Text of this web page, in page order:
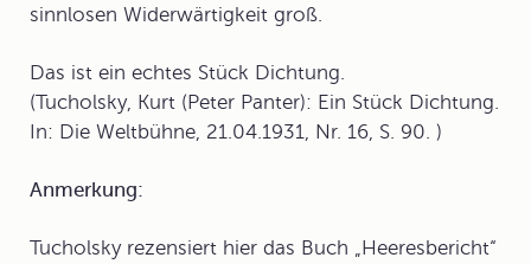
sinnlosen Widerwärtigkeit groß.
Das ist ein echtes Stück Dichtung.
(Tucholsky, Kurt (Peter Panter): Ein Stück Dichtung.
In: Die Weltbühne, 21.04.1931, Nr. 16, S. 90. )
Anmerkung:
Tucholsky rezensiert hier das Buch „Heeresbericht“